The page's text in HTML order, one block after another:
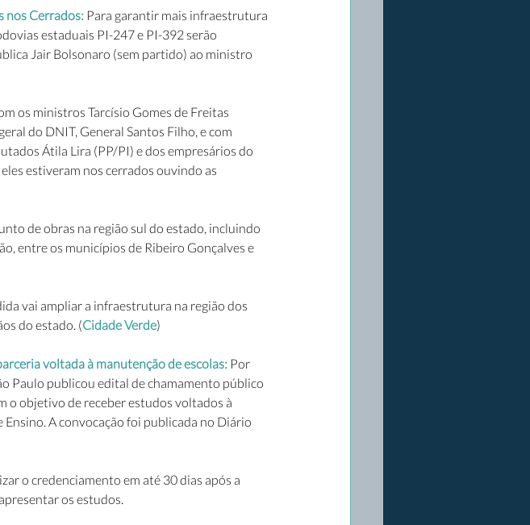
nos Cerrados: Para garantir mais infraestrutura
estaduais PI-247 e PI-392 serão
Jair Bolsonaro (sem partido) ao ministro
os ministros Tarcísio Gomes de Freitas
do DNIT, General Santos Filho, e com
Átila Lira (PP/PI) e dos empresários do
estiveram nos cerrados ouvindo as
de obras na região sul do estado, incluindo
entre os municípios de Ribeiro Gonçalves e
vai ampliar a infraestrutura na região dos
do estado. (Cidade Verde)
voltada à manutenção de escolas: Por
Paulo publicou edital de chamamento público
o objetivo de receber estudos voltados à
A convocação foi publicada no Diário
o credenciamento em até 30 dias após a
os estudos.